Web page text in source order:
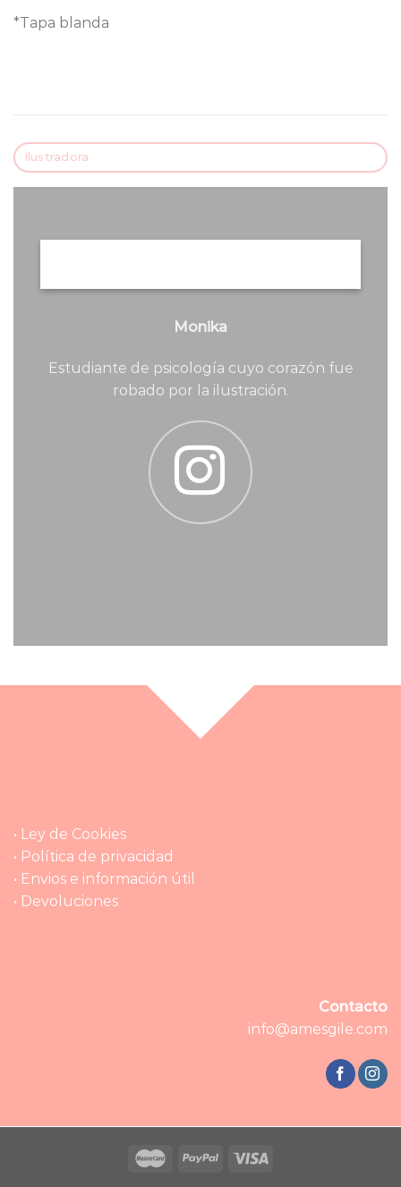
*Tapa blanda
Ilustradora
Monika
Estudiante de psicología cuyo corazón fue
robado por la ilustración.
• Ley de Cookies
• Política de privacidad
• Envios e información útil
• Devoluciones
Contacto
info@amesgile.com